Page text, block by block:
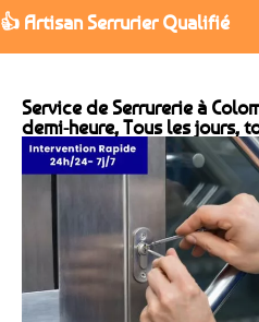
👍 Artisan Serrurier Qualifié
Service de Serrurerie à
demi-heure, Tous les jours,